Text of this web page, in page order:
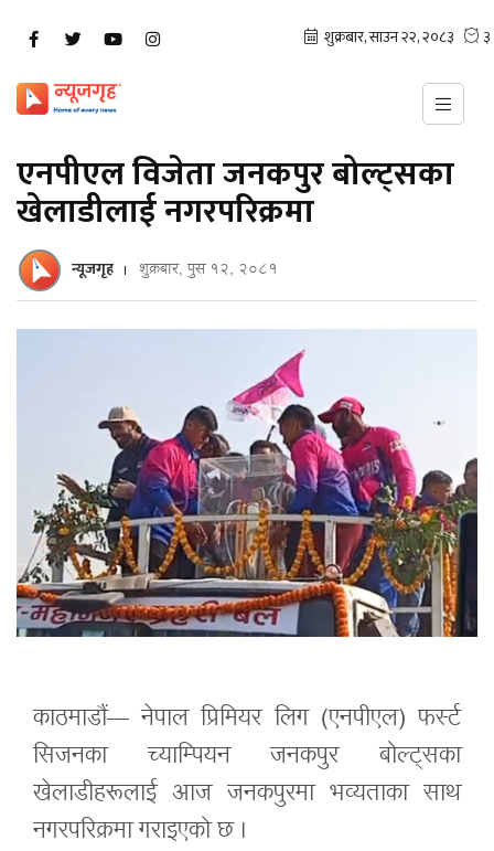
एनपीएल विजेता जनकपुर बोल्ट्सका
खेलाडीलाई नगरपरिक्रमा
न्यूजगृह शुक्रबार, पुस १२, २०८१
काठमाडौं— नेपाल प्रिमियर लिग (एनपीएल) फर्स्ट
सिजनका च्याम्पियन जनकपुर बोल्ट्सका
खेलाडीहरूलाई आज जनकपुरमा भव्‍यताका साथ
नगरपरिक्रमा गराइएको छ ।